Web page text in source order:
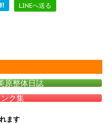
LINEへ送る
原整体日誌
ク集
ます